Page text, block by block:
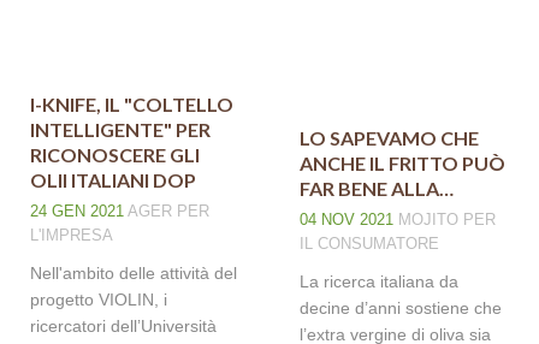
I-KNIFE, IL "COLTELLO
INTELLIGENTE" PER
RICONOSCERE GLI
OLII ITALIANI DOP
24 GEN 2021 AGER PER
L'IMPRESA
Nell'ambito delle attività del
progetto VIOLIN, i
ricercatori dell’Università
LO SAPEVAMO CHE
ANCHE IL FRITTO PUÒ
FAR BENE ALLA…
04 NOV 2021 MOJITO PER
IL CONSUMATORE
La ricerca italiana da
decine d’anni sostiene che
l’extra vergine di oliva sia